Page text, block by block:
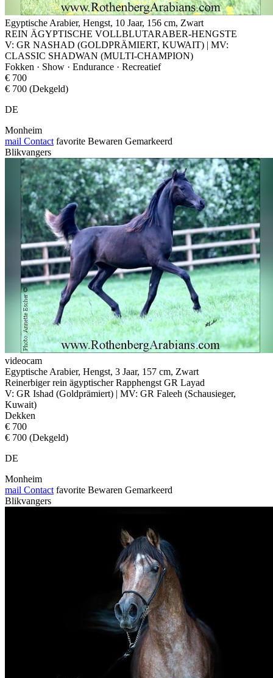
Egyptische Arabier, Hengst, 10 Jaar, 156 cm, Zwart
REIN ÄGYPTISCHE VOLLBLUTARABER-HENGSTE
V: GR NASHAD (GOLDPRÄMIERT, KUWAIT) | MV:
CLASSIC SHADWAN (MULTI-CHAMPION)
Fokken · Show · Endurance · Recreatief
€ 700
€ 700 (Dekgeld)
DE
Monheim
mail Contact favorite Bewaren Gemarkeerd
Blikvangers
videocam
Egyptische Arabier, Hengst, 3 Jaar, 157 cm, Zwart
Reinerbiger rein ägyptischer Rapphengst GR Layad
V: GR Ishad (Goldprämiert) | MV: GR Faleeh (Schausieger,
Kuwait)
Dekken
€ 700
€ 700 (Dekgeld)
DE
Monheim
mail Contact favorite Bewaren Gemarkeerd
Blikvangers